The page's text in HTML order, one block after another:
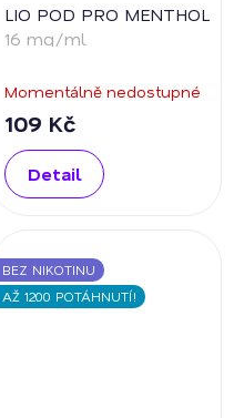
LIO POD PRO MENTHOL
16 mg/ml
Momentálně nedostupné
109 Kč
Detail
BEZ NIKOTINU
AŽ 1200 POTÁHNUTÍ!